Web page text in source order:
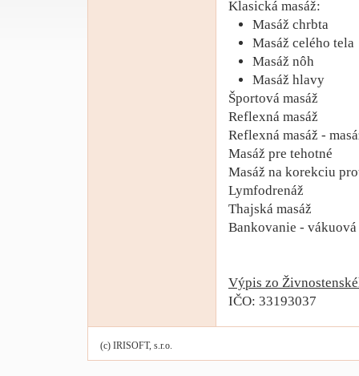
Klasická masáž:
Masáž chrbta
Masáž celého tela
Masáž nôh
Masáž hlavy
Športová masáž
Reflexná masáž
Reflexná masáž -
Masáž pre tehotné
Masáž na korekciu
Lymfodrenáž
Thajská masáž
Bankovanie - vákuová
Výpis zo
IČO: 33193037
(c) IRISOFT, s.r.o.